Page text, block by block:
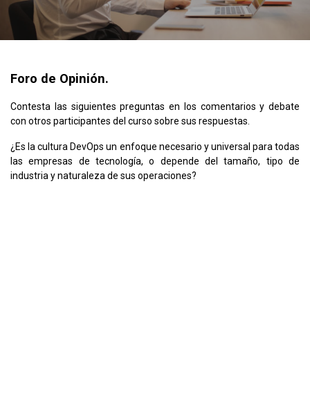
Foro de Opinión.
Contesta las siguientes preguntas en los comentarios y debate
con otros participantes del curso sobre sus respuestas.
¿Es la cultura DevOps un enfoque necesario y universal para todas
las empresas de tecnología, o depende del tamaño, tipo de
industria y naturaleza de sus operaciones?